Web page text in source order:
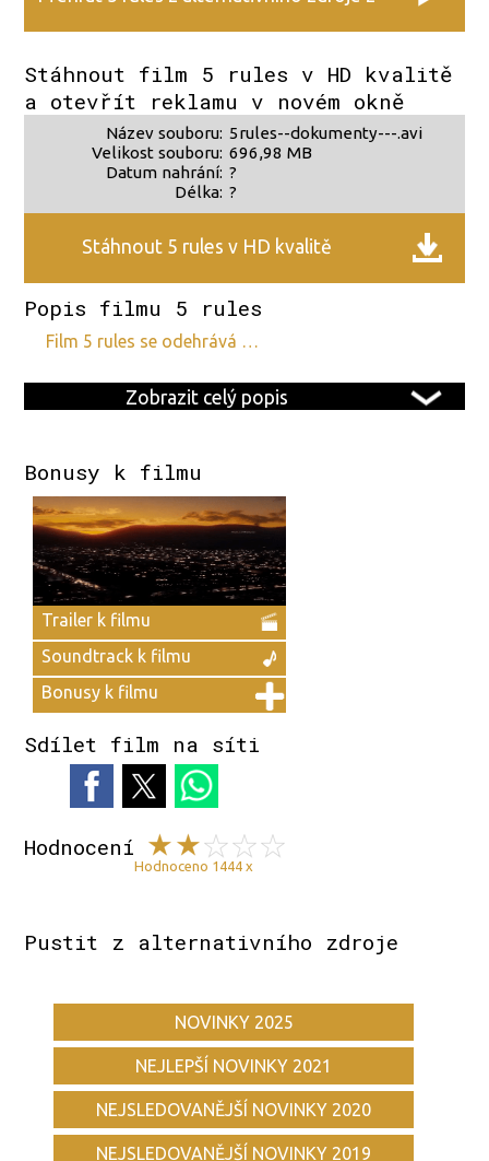
Stáhnout film 5 rules v HD kvalitě
a otevřít reklamu v novém okně
Název souboru:
Velikost souboru:
Datum nahrání:
Délka:
5rules--dokumenty---.avi
696,98 MB
?
?
Stáhnout 5 rules v HD kvalitě
Popis filmu 5 rules
film 5 rules se odehrává …
Zobrazit celý popis
Bonusy k filmu
Trailer k filmu
Soundtrack k filmu
Bonusy k filmu
Sdílet film na síti
Hodnocení
Hodnoceno 1444 x
Pustit z alternativního zdroje
NOVINKY 2025
NEJLEPŠÍ NOVINKY 2021
NEJSLEDOVANĚJŠÍ NOVINKY 2020
NEJSLEDOVANĚJŠÍ NOVINKY 2019